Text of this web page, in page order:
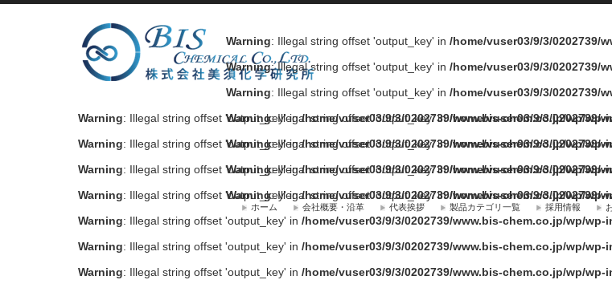
Warning: Illegal string offset 'output_key' in /home/vuser03/9/3/0202739/
Warning: Illegal string offset 'output_key' in /home/vuser03/9/3/0202739/
Warning: Illegal string offset 'output_key' in /home/vuser03/9/3/0202739/
Warning: Illegal string offset 'output_key' in/home/vuser03/9/3/0202739/
Warning: Illegal string offset 'output_key' in/home/vuser03/9/3/0202739/
Warning: Illegal string offset 'output_key' in/home/vuser03/9/3/0202739/
Warning: Illegal string offset 'output_key' in/home/vuser03/9/3/0202739/
ホーム 会社概要・沿革 代表挨拶 製品カテゴリ一覧 採用情報
Warning: Illegal string offset 'output_key' in/home/vuser03/9/3/0202739/www.bis-chem.co.jp/wp/
Warning: Illegal string offset 'output_key' in/home/vuser03/9/3/0202739/www.bis-chem.co.jp/wp/
Warning: Illegal string offset 'output_key' in/home/vuser03/9/3/0202739/www.bis-chem.co.jp/wp/
Warning: Illegal string offset 'output_key' in/home/vuser03/9/3/0202739/www.bis-chem.co.jp/wp/
Warning: Illegal string offset 'output_key' in /home/vuser03/9/3/0202739/www.bis-chem.co.jp/wp/
Warning: Illegal string offset 'output_key' in /home/vuser03/9/3/0202739/www.bis-chem.co.jp/wp/
Warning: Illegal string offset 'output_key' in /home/vuser03/9/3/0202739/www.bis-chem.co.jp/wp/